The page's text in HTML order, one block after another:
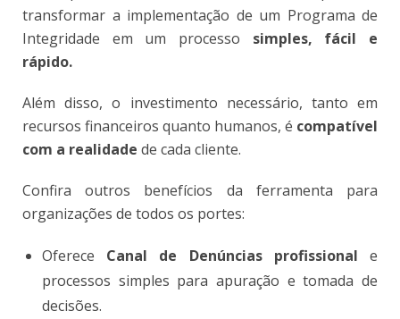
transformar a implementação de um Programa de
Integridade em um processo simples, fácil e
rápido.
Além disso, o investimento necessário, tanto em
recursos financeiros quanto humanos, é compatível
com a realidade de cada cliente.
Confira outros benefícios da ferramenta para
organizações de todos os portes:
Oferece Canal de Denúncias profissional e
processos simples para apuração e tomada de
decisões.